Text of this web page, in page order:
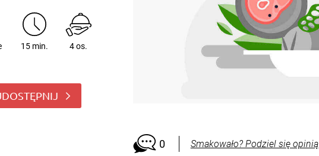
15 min. 4 os.
0 Smakowało? Podziel się opinią